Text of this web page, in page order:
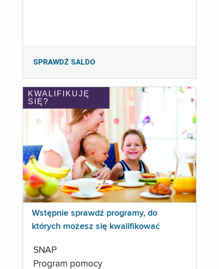
SPRAWDŹ SALDO
KWALIFIKUJĘ
SIĘ?
Wstępnie sprawdź programy, do
których możesz się kwalifikować
SNAP
Program pomocy